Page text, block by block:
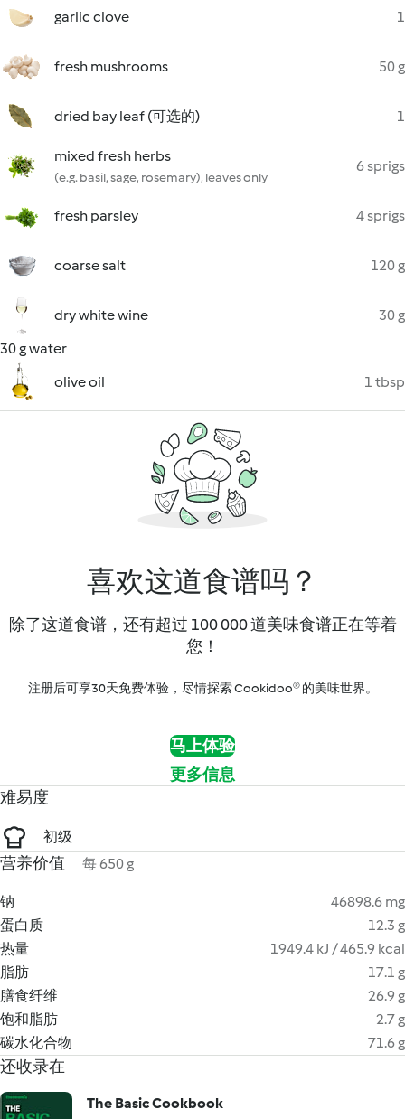
garlic clove 1
fresh mushrooms 50 g
dried bay leaf (可选的) 1
mixed fresh herbs
(e.g. basil, sage, rosemary), leaves only
6 sprigs
fresh parsley 4 sprigs
coarse salt 120 g
dry white wine
30 g
30 g water
olive oil
1 tbsp
喜欢这道食谱吗？
除了这道食谱，还有超过 100 000 道美味食谱正在等着
您！
注册后可享30天免费体验，尽情探索 Cookidoo® 的美味世界。
马上体验
更多信息
难易度
初级
营养价值 每 650 g
钠
46898.6 mg
蛋白质
12.3 g
热量
1949.4 kJ / 465.9 kcal
脂肪
17.1 g
膳食纤维
26.9 g
饱和脂肪
2.7 g
碳水化合物
71.6 g
还收录在
The Basic Cookbook